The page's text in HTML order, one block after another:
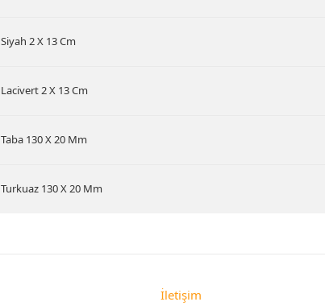
Siyah 2 X 13 Cm
Lacivert 2 X 13 Cm
Taba 130 X 20 Mm
Turkuaz 130 X 20 Mm
İletişim